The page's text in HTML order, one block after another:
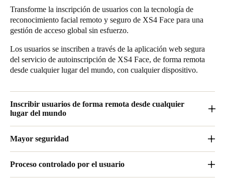
Transforme la inscripción de usuarios con la tecnología de
reconocimiento facial remoto y seguro de XS4 Face para una
gestión de acceso global sin esfuerzo.
Los usuarios se inscriben a través de la aplicación web segura
del servicio de autoinscripción de XS4 Face, de forma remota
desde cualquier lugar del mundo, con cualquier dispositivo.
Inscribir usuarios de forma remota desde cualquier
lugar del mundo
del servicio de autoinscripción de XS4 Face, de forma remota
desde cualquier lugar del mundo, con cualquier dispositivo.
Mayor seguridad
reconocimiento facial para la entrada, elimina el riesgo de
pérdida o robo de credenciales.
Proceso controlado por el usuario